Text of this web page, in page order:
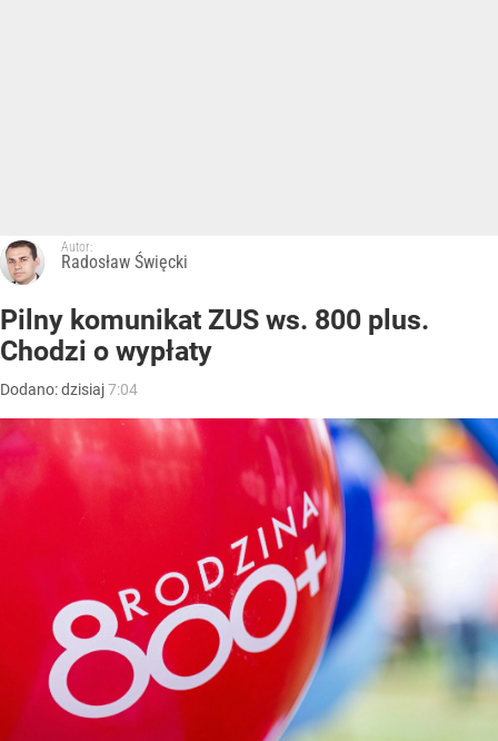
Autor:
Radosław Święcki
Pilny komunikat ZUS ws. 800 plus.
Chodzi o wypłaty
Dodano:dzisiaj7:04